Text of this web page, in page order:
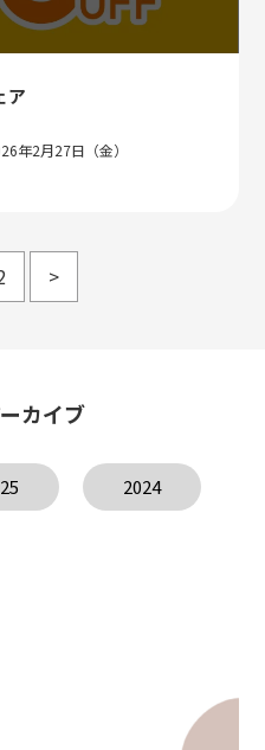
ア
年2月27日（金）
>
カイブ
2024